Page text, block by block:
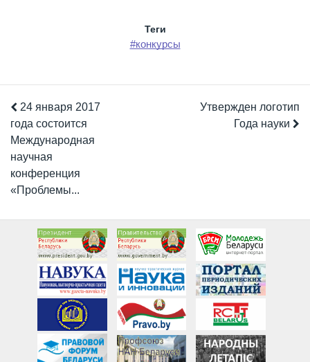
Теги
#конкурсы
24 января 2017
года состоится
Международная
научная
конференция
«Проблемы...
Утвержден логотип
Года науки